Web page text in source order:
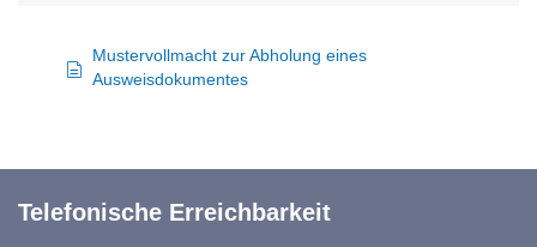
Mustervollmacht zur Abholung eines
Ausweisdokumentes
Telefonische Erreichbarkeit